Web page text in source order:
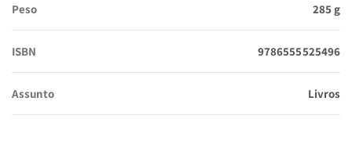
Peso 285 g
ISBN 9786555525496
Assunto Livros